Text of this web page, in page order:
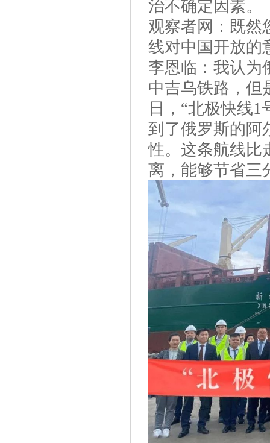
治不确定因素。
观察者网：既然
线对中国开放的
李恩临：我认为
中吉乌铁路，但
日，“北极快线1
到了俄罗斯的阿
性。这条航线比
离，能够节省三